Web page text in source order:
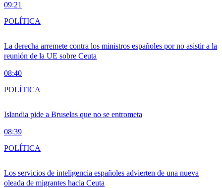
09:21
La derecha arremete contra los ministros españoles por no asistir a la
reunión de la UE sobre Ceuta
08:40
POLÍTICA
Islandia pide a Bruselas que no se entrometa
08:39
POLÍTICA
Los servicios de inteligencia españoles advierten de una nueva
oleada de migrantes hacia Ceuta
POLÍTICA